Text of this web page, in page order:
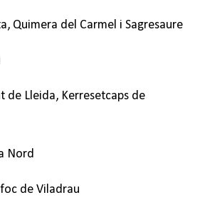
Quimera del Carmel i Sagresaure
de Lleida, Kerresetcaps de
Nord
de Viladrau